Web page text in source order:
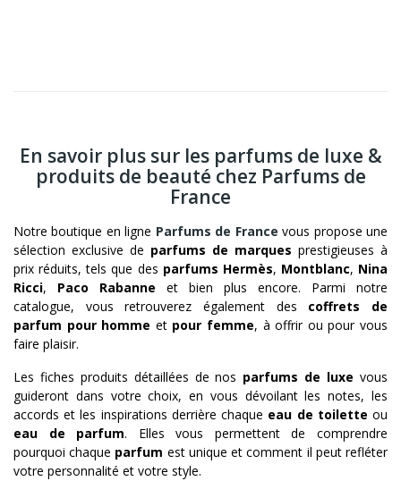
En savoir plus sur les parfums de luxe &
produits de beauté chez Parfums de
France
Notre boutique en ligne Parfums de France vous propose une
sélection exclusive de parfums de marques prestigieuses à
prix réduits, tels que des parfums Hermès, Montblanc, Nina
Ricci, Paco Rabanne et bien plus encore. Parmi notre
catalogue, vous retrouverez également des coffrets de
parfum pour homme et pour femme, à offrir ou pour vous
faire plaisir.
Les fiches produits détaillées de nos parfums de luxe vous
guideront dans votre choix, en vous dévoilant les notes, les
accords et les inspirations derrière chaque eau de toilette ou
eau de parfum. Elles vous permettent de comprendre
pourquoi chaque parfum est unique et comment il peut refléter
votre personnalité et votre style.